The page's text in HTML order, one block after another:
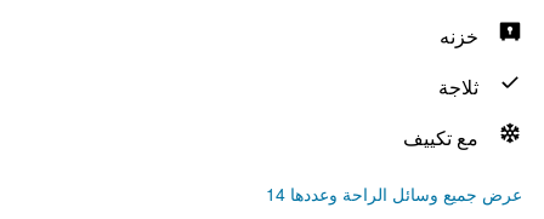
خزنه
ثلاجة
مع تكييف
عرض جميع وسائل الراحة وعددها 14